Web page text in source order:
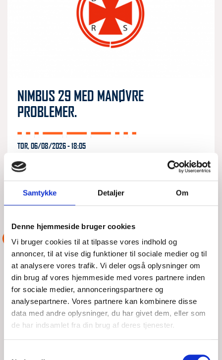
Samtykke Detaljer Om
Denne hjemmeside bruger cookies
Vi bruger cookies til at tilpasse vores indhold og
annoncer, til at vise dig funktioner til sociale medier og til
at analysere vores trafik. Vi deler også oplysninger om
din brug af vores hjemmeside med vores partnere inden
for sociale medier, annonceringspartnere og
analysepartnere. Vores partnere kan kombinere disse
data med andre oplysninger, du har givet dem, eller som
de har indsamlet fra din brug af deres tjenester.
NIMBUS 29 MED MANØVRE
PROBLEMER.
TOR, 06/08/2026 - 18:05
Opkald fra en Nimbus 29 hjemmehørende i Rudkøbing, var
taget fra Drejø, manøvre problemer men kunne selv sejle til
Rudkøbing, ville gerne have hjælp til at
DSRS Rudkøbing LÆS MERE
ASSISTANCE